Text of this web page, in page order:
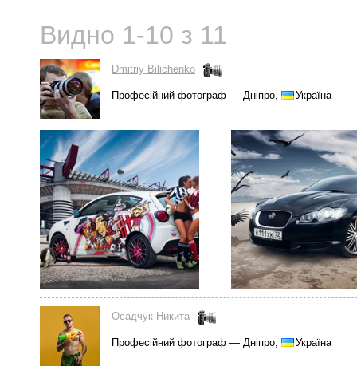
Видно 1-10 з 11
Dmitriy Bilichenko
Професійний фотограф — Дніпро, Україна
Осадчук Никита
Професійний фотограф — Дніпро, Україна